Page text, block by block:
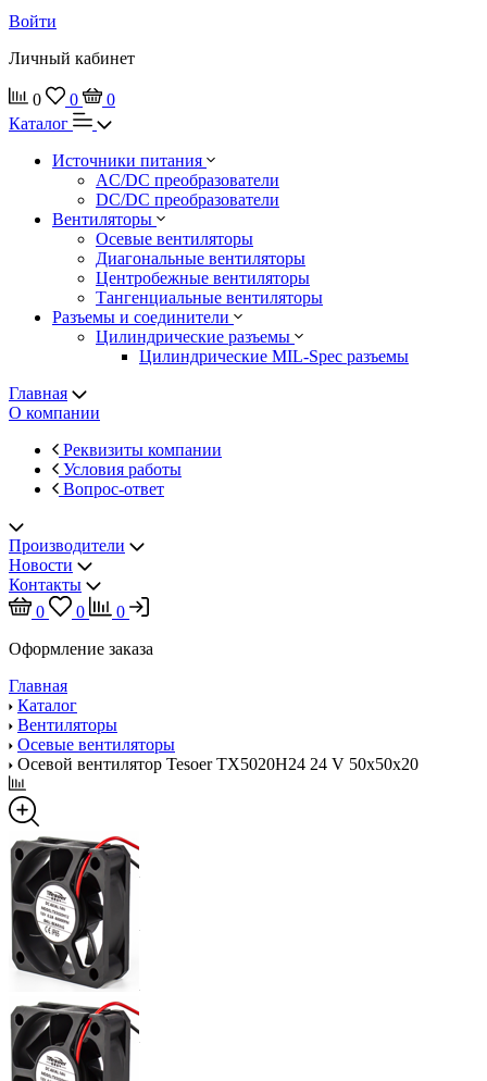
Войти
Личный кабинет
0 0
0
Каталог
Источники питания
AC/DC преобразователи
DC/DC преобразователи
Вентиляторы
Осевые вентиляторы
Диагональные вентиляторы
Центробежные вентиляторы
Тангенциальные вентиляторы
Разъемы и соединители
Цилиндрические разъемы
Цилиндрические MIL-Spec разъемы
Главная
О компании
Реквизиты компании
Условия работы
Вопрос-ответ
Производители
Новости
Контакты
0
0
0
Оформление заказа
Главная
Каталог
Вентиляторы
Осевые вентиляторы
Осевой вентилятор Tesoer TX5020H24 24 V 50x50x20